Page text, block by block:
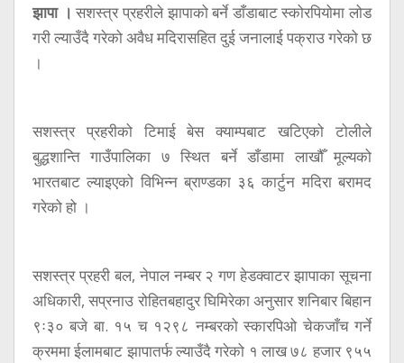
झापा । सशस्त्र प्रहरीले झापाको बर्ने डाँडाबाट स्कोरपियोमा लोड
गरी ल्याउँदै गरेको अवैध मदिरासहित दुई जनालाई पक्राउ गरेको छ
।
सशस्त्र प्रहरीको टिमाई बेस क्याम्पबाट खटिएको टोलीले
बुद्धशान्ति गाउँपालिका ७ स्थित बर्ने डाँडामा लाखौँ मूल्यको
भारतबाट ल्याइएको विभिन्न ब्राण्डका ३६ कार्टुन मदिरा बरामद
गरेको हो ।
सशस्त्र प्रहरी बल, नेपाल नम्बर २ गण हेडक्वाटर झापाका सूचना
अधिकारी, सप्रनाउ रोहितबहादुर घिमिरेका अनुसार शनिबार बिहान
९ः३० बजे बा. १५ च १२९८ नम्बरको स्कारपिओ चेकजाँच गर्ने
क्रममा ईलामबाट झापातर्फ ल्याउँदै गरेको १ लाख ७८ हजार ९५५